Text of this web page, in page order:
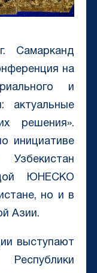
Самарканд
на
и
актуальные
решения».
инициативе
ЮНЕСКО
но и в
Азии.
выступают